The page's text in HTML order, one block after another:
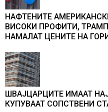
НАФТЕНИТЕ
ВИСОКИ ПРОФИТИ,
НАМАЛАТ ЦЕНИТЕ НА
ШВАЈЦАРЦИТЕ ИМААТ
КУПУВААТ СОПСТВЕНИ